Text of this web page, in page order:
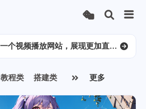
提示词优化器。 [图片]
更新了监控服务器的api，网站运行状态随时都能知道了。 [图片]
今天给友情链接界面开发了一个图形化界面。 [图片]
更新了很多信息，优化了临时邮箱的逻辑，开放了注册。 [图片]
教程类 搭建类 更多